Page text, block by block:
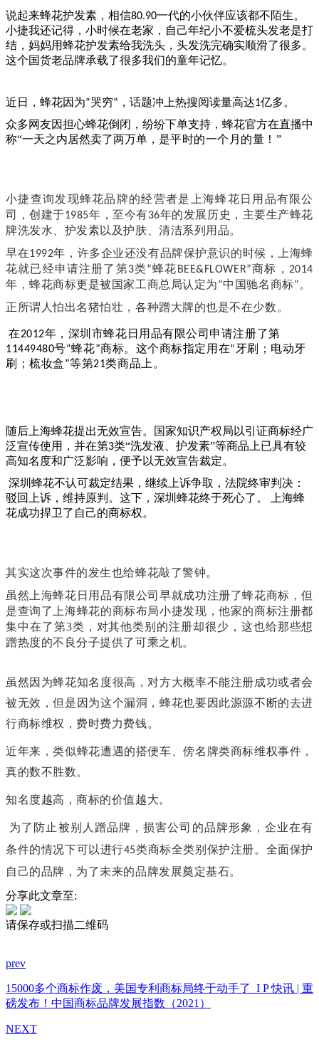
说起来蜂花护发素，相信80.90一代的小伙伴应该都不陌生。
小捷我还记得，小时候在老家，自己年纪小不爱梳头发老是打
结，妈妈用蜂花护发素给我洗头，头发洗完确实顺滑了很多。
这个国货老品牌承载了很多我们的童年记忆。
近日，蜂花因为“哭穷” ，话题冲上热搜阅读量高达1亿多。
众多网友因担心蜂花倒闭，纷纷下单支持，蜂花官方在直播中
称“一天之内居然卖了两万单，是平时的一个月的量！”
小捷查询发现蜂花品牌的经营者是上海蜂花日用品有限公
司，创建于1985年，至今有36年的发展历史，主要生产蜂花
牌洗发水、护发素以及护肤、清洁系列用品。
早在1992年，许多企业还没有品牌保护意识的时候，上海蜂
花就已经申请注册了第3类“蜂花 BEE&FLOWER”商标， 2014
年，蜂花商标更是被国家工商总局认定为“中国驰名商标”。
正所谓人怕出名猪怕壮，各种蹭大牌的也是不在少数。
在2012年，深圳市蜂花日用品有限公司申请注册了第
11449480号“蜂花”商标。这个商标指定用在“ 牙刷；电动牙
刷；梳妆盒”等第21类商品上。
随后上海蜂花提出无效宣告。国家知识产权局以引证商标经广
泛宣传使用，并在第3类“洗发液、护发素”等商品上已具有较
高知名度和广泛影响，便予以无效宣告裁定。
深圳蜂花不认可裁定结果，继续上诉争取，法院终审判决：
驳回上诉，维持原判。这下，深圳蜂花终于死心了。
上海蜂
花成功捍卫了自己的商标权。
其实这次事件的发生也给蜂花敲了警钟。
虽然上海蜂花日用品有限公司早就成功注册了蜂花商标，但
是查询了上海蜂花的商标布局小捷发现，他家的商标注册都
集中在了第3类，对其他类别的注册却很少，这也给那些想
蹭热度的不良分子提供了可乘之机。
虽然因为蜂花知名度很高，对方大概率不能注册成功或者会
被无效，但是因为这个漏洞，蜂花也要因此源源不断的去进
行商标维权，费时费力费钱。
近年来，类似蜂花遭遇的搭便车、傍名牌类商标维权事件，
真的数不胜数。
知名度越高，商标的价值越大。
为了防止被别人蹭品牌，损害公司的品牌形象，企业在有
条件的情况下可以进行45类商标全类别保护注册。全面保护
自己的品牌，为了未来的品牌发展奠定基石。
分享此文章至:
请保存或扫描二维码
prev
15000多个商标作废，美国专利商标局终于动手了 I P 快讯 | 重
磅发布！中国商标品牌发展指数（2021）
NEXT